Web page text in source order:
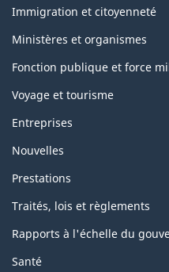
Immigration et citoyenneté
Ministères et organismes
Fonction publique et force
Voyage et tourisme
Entreprises
Nouvelles
Prestations
Traités, lois et règlements
Rapports à l'échelle du
Santé